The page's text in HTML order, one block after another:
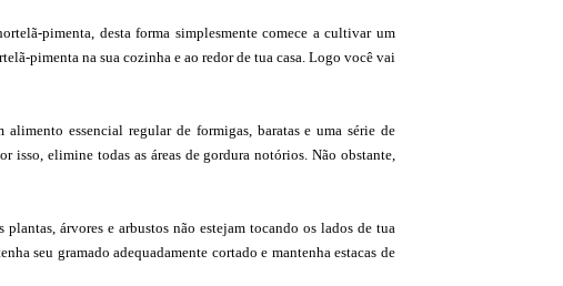
pimenta, desta forma simplesmente comece a cultivar um
pimenta na sua cozinha e ao redor de tua casa. Logo você vai
alimento essencial regular de formigas, baratas e uma série de
isso, elimine todas as áreas de gordura notórios. Não obstante,
árvores e arbustos não estejam tocando os lados de tua
seu gramado adequadamente cortado e mantenha estacas de